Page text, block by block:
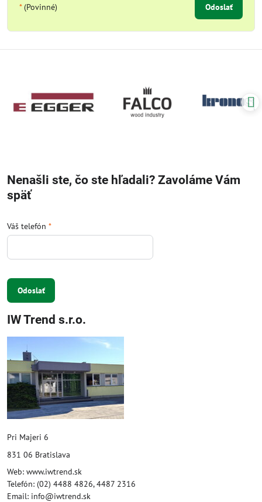
*(Povinné) Odoslať
Nenašli ste, čo ste hľadali? Zavoláme Vám
späť
Váš telefón *
Odoslať
IW Trend s.r.o.
Pri Majeri 6
831 06 Bratislava
Web: www.iwtrend.sk
Telefón: (02) 4488 4826, 4487 2316
Email: info@iwtrend.sk